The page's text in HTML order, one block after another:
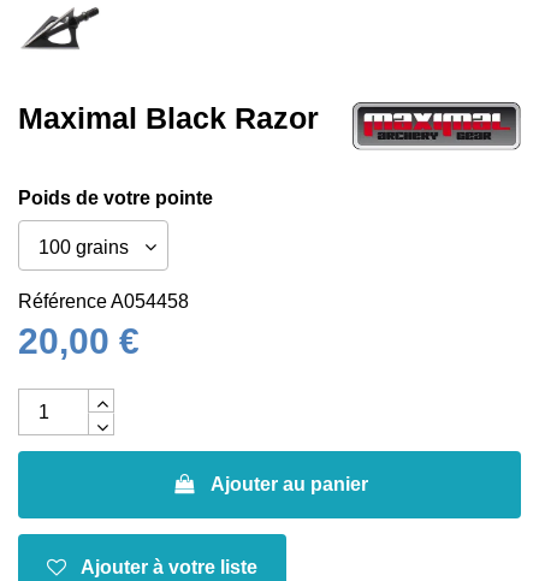
Maximal Black Razor
Poids de votre pointe
RéférenceA054458
20,00 €
Ajouter au panier